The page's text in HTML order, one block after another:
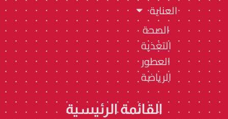
العناية
الصحة
التغذية
العطور
الرياضة
القائمة الرئيسية